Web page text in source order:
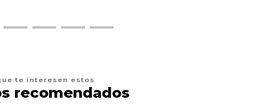
te interesen estos
recomendados